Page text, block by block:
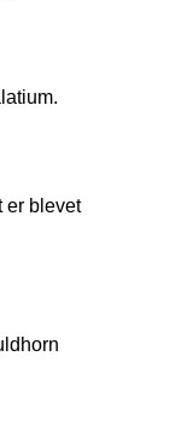
er blevet